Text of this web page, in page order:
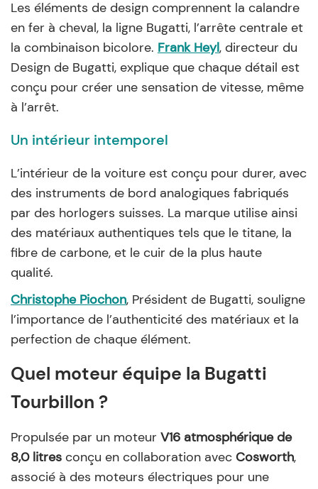
Les éléments de design comprennent la calandre
en fer à cheval, la ligne Bugatti, l’arrête centrale et
la combinaison bicolore. Frank Heyl, directeur du
Design de Bugatti, explique que chaque détail est
conçu pour créer une sensation de vitesse, même
à l’arrêt.
Un intérieur intemporel
L’intérieur de la voiture est conçu pour durer, avec
des instruments de bord analogiques fabriqués
par des horlogers suisses. La marque utilise ainsi
des matériaux authentiques tels que le titane, la
fibre de carbone, et le cuir de la plus haute
qualité.
Christophe Piochon, Président de Bugatti, souligne
l’importance de l’authenticité des matériaux et la
perfection de chaque élément.
Quel moteur équipe la Bugatti
Tourbillon ?
Propulsée par un moteur V16 atmosphérique de
8,0 litres conçu en collaboration avec Cosworth,
associé à des moteurs électriques pour une